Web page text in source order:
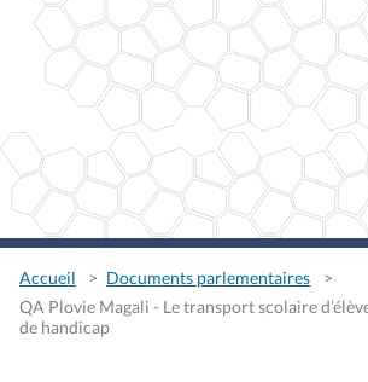
Accueil
Documents parlementaires
QA Plovie Magali - Le transport scolaire
de handicap